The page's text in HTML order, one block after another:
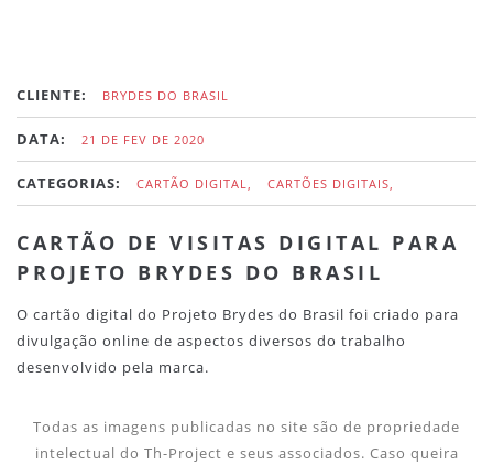
CLIENTE: BRYDES DO BRASIL
DATA: 21 DE FEV DE 2020
CATEGORIAS: CARTÃO DIGITAL, CARTÕES DIGITAIS,
CARTÃO DE VISITAS DIGITAL PARA
PROJETO BRYDES DO BRASIL
O cartão digital do Projeto Brydes do Brasil foi criado para
divulgação online de aspectos diversos do trabalho
desenvolvido pela marca.
Todas as imagens publicadas no site são de propriedade
intelectual do Th-Project e seus associados. Caso queira